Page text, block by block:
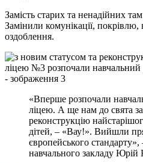
Замість старих та ненадійних
Замінили комунікації, покрівлю,
оздоблення.
«Вперше розпочали
ліцею. А ще нам до свята
реконструкцію
дітей, – «Вау!». Вийшли
європейського
навчального закладу Юрій